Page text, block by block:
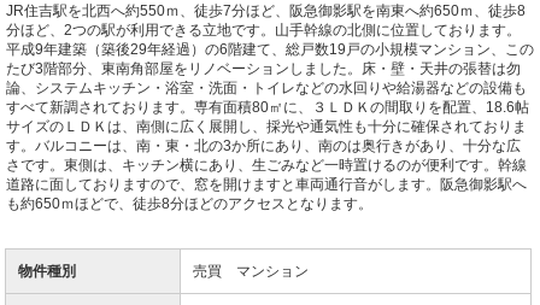
JR住吉駅を北西へ約550ｍ、徒歩7分ほど、阪急御影駅を南東へ約650ｍ、徒歩8
分ほど、2つの駅が利用できる立地です。山手幹線の北側に位置しております。
平成9年建築（築後29年経過）の6階建て、総戸数19戸の小規模マンション、この
たび3階部分、東南角部屋をリノベーションしました。床・壁・天井の張替は勿
論、システムキッチン・浴室・洗面・トイレなどの水回りや給湯器などの設備も
すべて新調されております。専有面積80㎡に、３ＬＤＫの間取りを配置、18.6帖
サイズのＬＤＫは、南側に広く展開し、採光や通気性も十分に確保されておりま
す。バルコニーは、南・東・北の3か所にあり、南のは奥行きがあり、十分な広
さです。東側は、キッチン横にあり、生ごみなど一時置けるのが便利です。幹線
道路に面しておりますので、窓を開けますと車両通行音がします。阪急御影駅へ
も約650ｍほどで、徒歩8分ほどのアクセスとなります。
物件種別 売買 マンション